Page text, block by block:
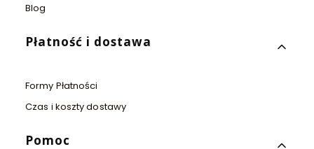
Blog
Płatność i dostawa
Formy Płatności
Czas i koszty dostawy
Pomoc